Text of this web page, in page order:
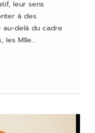
leur sens
à des
delà du cadre
les Mlle…